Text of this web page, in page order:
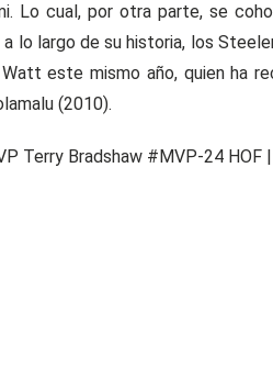
Lo cual, por otra parte, se
lo largo de su historia, los
este mismo año, quien ha
(2010).